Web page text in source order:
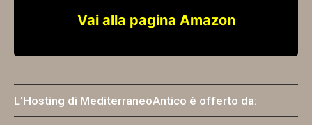
Vai alla pagina Amazon
L'Hosting di MediterraneoAntico è offerto da: